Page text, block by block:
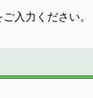
入力ください。